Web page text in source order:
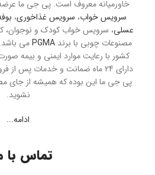
خاورمیانه معروف است. پی جی ما
سرویس خواب، سرویس غذاخوری،
عسلی، سرویس خواب کودک و نوجوان،
مصنوعات چوبی با برندPGMAمی
کشور با رعایت موارد ایمنی و بیمه
دارای 24 ماه ضمانت و خدمات
پی جی ما این بوده که همیشه از جای
نشوید.
ادامه...
تماس با